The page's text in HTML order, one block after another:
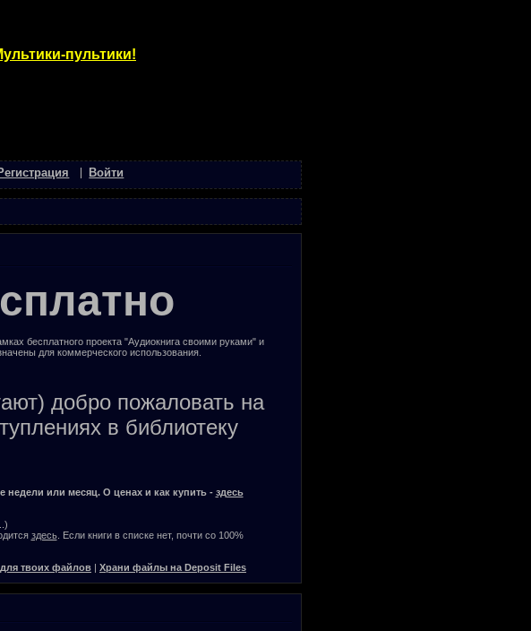
пультики!
Войти
бесплатного проекта "Аудиокнига своими руками" и
для коммерческого использования.
добро пожаловать на
в библиотеку
недели или месяц. О ценах и как купить - здесь
здесь. Если книги в списке нет, почти со 100%
твоих файлов Храни файлы на Deposit Files